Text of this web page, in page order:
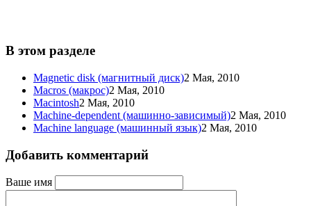
В этом разделе
Magnetic disk (магнитный диск)2 Мая, 2010
Macros (макрос)2 Мая, 2010
Macintosh2 Мая, 2010
Machine-dependent (машинно-зависимый)2 Мая, 2010
Machine language (машинный язык)2 Мая, 2010
Добавить комментарий
Ваше имя